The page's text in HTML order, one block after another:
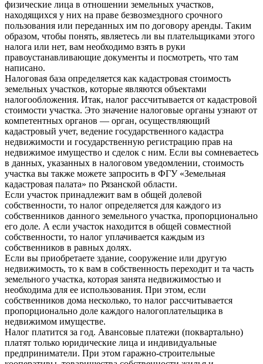
физические лица в отношении земельных участков,
находящихся у них на праве безвозмездного срочного
пользования или переданных им по договору аренды. Таким
образом, чтобы понять, являетесь ли вы плательщиками этого
налога или нет, вам необходимо взять в руки
правоустанавливающие документы и посмотреть, что там
написано.
Налоговая база определяется как кадастровая стоимость
земельных участков, которые являются объектами
налогообложения. Итак, налог рассчитывается от кадастровой
стоимости участка. Это значение налоговые органы узнают от
компетентных органов — орган, осуществляющий
кадастровый учет, ведение государственного кадастра
недвижимости и государственную регистрацию прав на
недвижимое имущество и сделок с ним. Если вы сомневаетесь
в данных, указанных в налоговом уведомлении, стоимость
участка вы также можете запросить в ФГУ «Земельная
кадастровая палата» по Рязанской области.
Если участок принадлежит вам в общей долевой
собственности, то налог определяется для каждого из
собственников данного земельного участка, пропорционально
его доле. А если участок находится в общей совместной
собственности, то налог уплачивается каждым из
собственников в равных долях.
Если вы приобретаете здание, сооружение или другую
недвижимость, то к вам в собственность переходит и та часть
земельного участка, которая занята недвижимостью и
необходима для ее использования. При этом, если
собственников дома несколько, то налог рассчитывается
пропорционально доле каждого налогоплательщика в
недвижимом имуществе.
Налог платится за год. Авансовые платежи (поквартально)
платят только юридические лица и индивидуальные
предприниматели. При этом гаражно-строительные